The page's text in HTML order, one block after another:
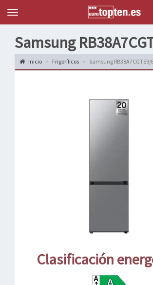
Topten
Menu
Samsung
Inicio Frigoríficos Samsung RB38A7CGTS9/
Clasificación